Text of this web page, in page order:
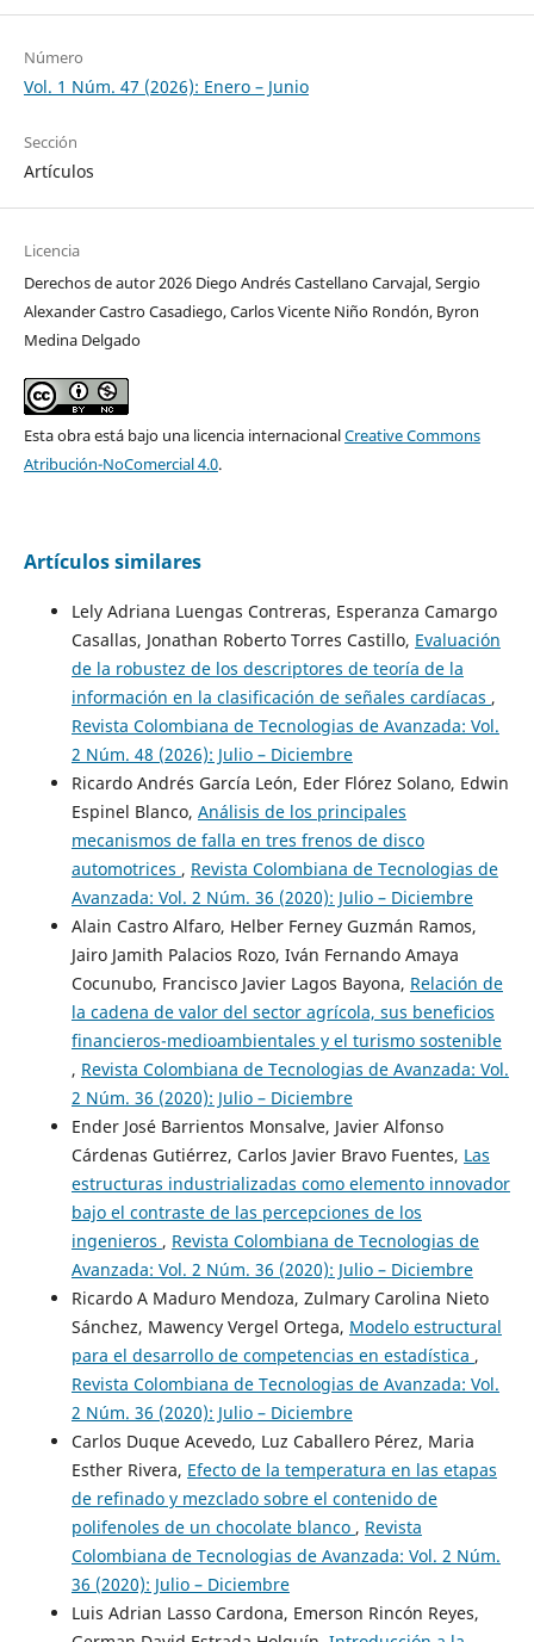
Número
Vol. 1 Núm. 47 (2026): Enero – Junio
Sección
Artículos
Licencia
Derechos de autor 2026 Diego Andrés Castellano Carvajal, Sergio
Alexander Castro Casadiego, Carlos Vicente Niño Rondón, Byron
Medina Delgado
Esta obra está bajo una licencia internacionalCreative Commons
Atribución-NoComercial 4.0.
Artículos similares
Lely Adriana Luengas Contreras, Esperanza Camargo
Casallas, Jonathan Roberto Torres Castillo, Evaluación
de la robustez de los descriptores de teoría de la
información en la clasificación de señales cardíacas ,
Revista Colombiana de Tecnologias de Avanzada: Vol.
2 Núm. 48 (2026): Julio – Diciembre
Ricardo Andrés García León, Eder Flórez Solano, Edwin
Espinel Blanco, Análisis de los principales
mecanismos de falla en tres frenos de disco
automotrices , Revista Colombiana de Tecnologias de
Avanzada: Vol. 2 Núm. 36 (2020): Julio – Diciembre
Alain Castro Alfaro, Helber Ferney Guzmán Ramos,
Jairo Jamith Palacios Rozo, Iván Fernando Amaya
Cocunubo, Francisco Javier Lagos Bayona, Relación de
la cadena de valor del sector agrícola, sus beneficios
financieros-medioambientales y el turismo sostenible
, Revista Colombiana de Tecnologias de Avanzada: Vol.
2 Núm. 36 (2020): Julio – Diciembre
Ender José Barrientos Monsalve, Javier Alfonso
Cárdenas Gutiérrez, Carlos Javier Bravo Fuentes, Las
estructuras industrializadas como elemento innovador
bajo el contraste de las percepciones de los
ingenieros , Revista Colombiana de Tecnologias de
Avanzada: Vol. 2 Núm. 36 (2020): Julio – Diciembre
Ricardo A Maduro Mendoza, Zulmary Carolina Nieto
Sánchez, Mawency Vergel Ortega, Modelo estructural
para el desarrollo de competencias en estadística ,
Revista Colombiana de Tecnologias de Avanzada: Vol.
2 Núm. 36 (2020): Julio – Diciembre
Carlos Duque Acevedo, Luz Caballero Pérez, Maria
Esther Rivera, Efecto de la temperatura en las etapas
de refinado y mezclado sobre el contenido de
polifenoles de un chocolate blanco , Revista
Colombiana de Tecnologias de Avanzada: Vol. 2 Núm.
36 (2020): Julio – Diciembre
Luis Adrian Lasso Cardona, Emerson Rincón Reyes,